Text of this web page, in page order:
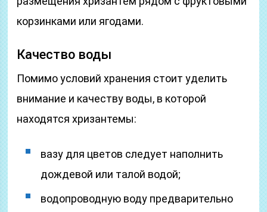
корзинками или ягодами.
Качество воды
Помимо условий хранения стоит уделить
внимание и качеству воды, в которой
находятся хризантемы:
вазу для цветов следует наполнить
дождевой или талой водой;
водопроводную воду предварительно